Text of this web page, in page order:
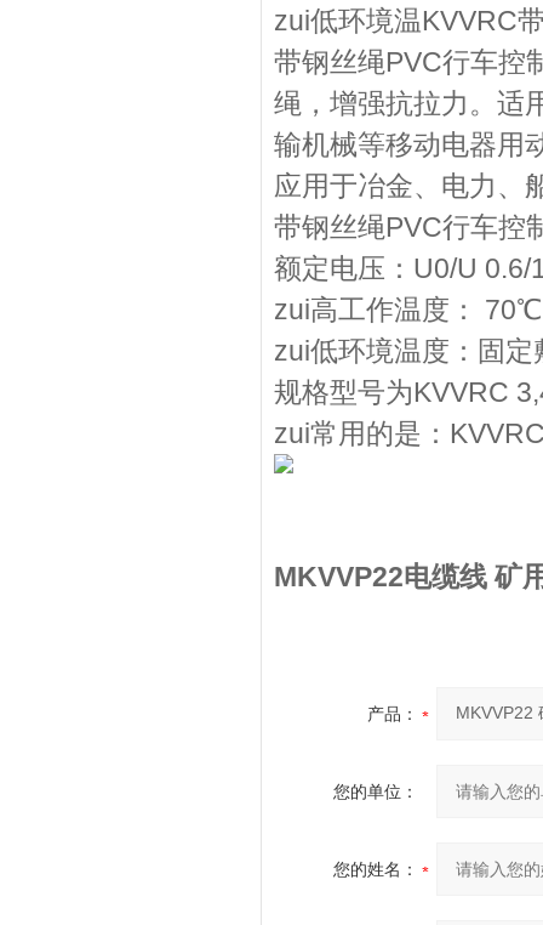
zui低环境温KVVRC
带钢丝绳PVC行车控
绳，增强抗拉力。适
输机械等移动电器用
应用于冶金、电力、
带钢丝绳PVC行车控
额定电压：U0/U 0.6/
zui高工作温度： 70℃
zui低环境温度：固
规格型号为KVVRC
zui常用的是：
MKVVP22电缆线 矿
产品：
您的单位：
您的姓名：